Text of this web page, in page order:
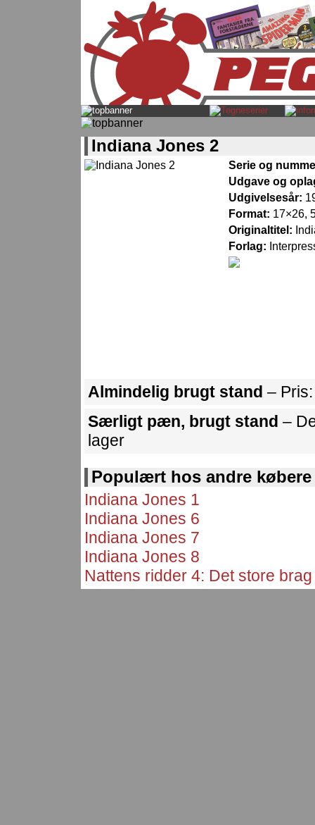
Indiana Jones 2
Serie og
Udgave og
Udgivelsesår:
Format: 17×26,
Originaltitel:
Forlag:
Almindelig brugt stand –
Særligt pæn, brugt stand –
lager
Populært hos andre købere
Indiana Jones 1
Indiana Jones 6
Indiana Jones 7
Indiana Jones 8
Nattens ridder 4: Det store brag